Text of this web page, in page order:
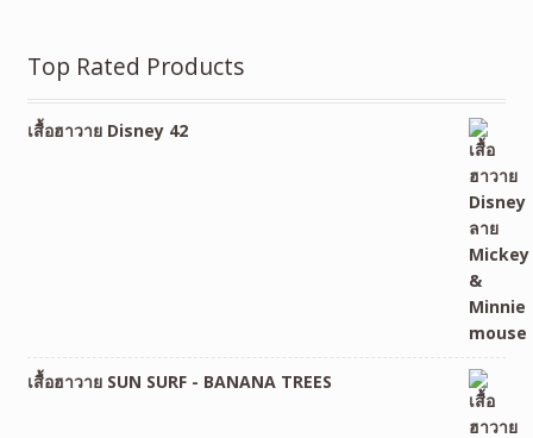
Top Rated Products
เสื้อฮาวาย Disney 42
เสื้อฮาวาย SUN SURF - BANANA TREES